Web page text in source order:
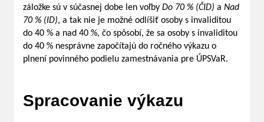
záložke sú v súčasnej dobe len voľby Do 70 % (ČID) a Nad
70 % (ID), a tak nie je možné odlíšiť osoby s invaliditou
do 40 % a nad 40 %, čo spôsobí, že sa osoby s invaliditou
do 40 % nesprávne započítajú do ročného výkazu o
plnení povinného podielu zamestnávania pre ÚPSVaR.
Spracovanie výkazu